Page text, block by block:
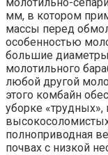
мм, в котором
массы перед
особенностью
большие диаметры
молотильного
любой другой
этого комбайн
уборке
полноприводная
почвах с низкой